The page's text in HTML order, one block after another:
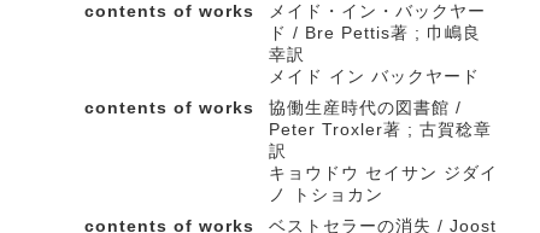
contents of works
メイド・イン・バックヤー
ド / Bre Pettis著 ; 巾嶋良
幸訳
メイド イン バックヤード
contents of works
協働生産時代の図書館 /
Peter Troxler著 ; 古賀稔章
訳
キョウドウ セイサン ジダイ
ノ トショカン
contents of works
ベストセラーの消失 / Joost